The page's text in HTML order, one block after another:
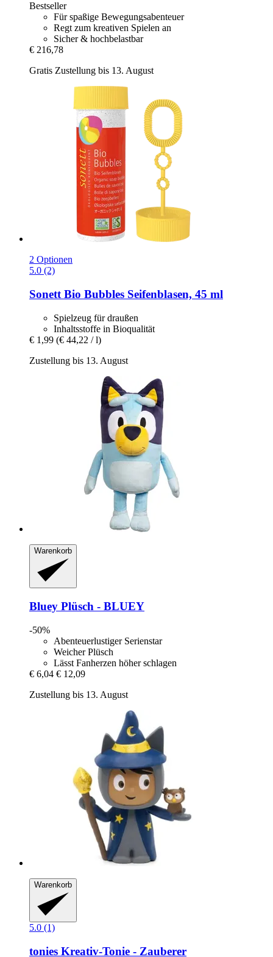
Bestseller
Für spaßige Bewegungsabenteuer
Regt zum kreativen Spielen an
Sicher & hochbelastbar
€ 216,78
Gratis Zustellung bis 13. August
2 Optionen
5.0 (2)
Sonett Bio Bubbles Seifenblasen, 45 ml
Spielzeug für draußen
Inhaltsstoffe in Bioqualität
€ 1,99 (€ 44,22 / l)
Zustellung bis 13. August
Warenkorb
Bluey Plüsch -​ BLUEY
-50%
Abenteuerlustiger Serienstar
Weicher Plüsch
Lässt Fanherzen höher schlagen
€ 6,04 € 12,09
Zustellung bis 13. August
Warenkorb
5.0 (1)
tonies Kreativ-​Tonie -​ Zauberer